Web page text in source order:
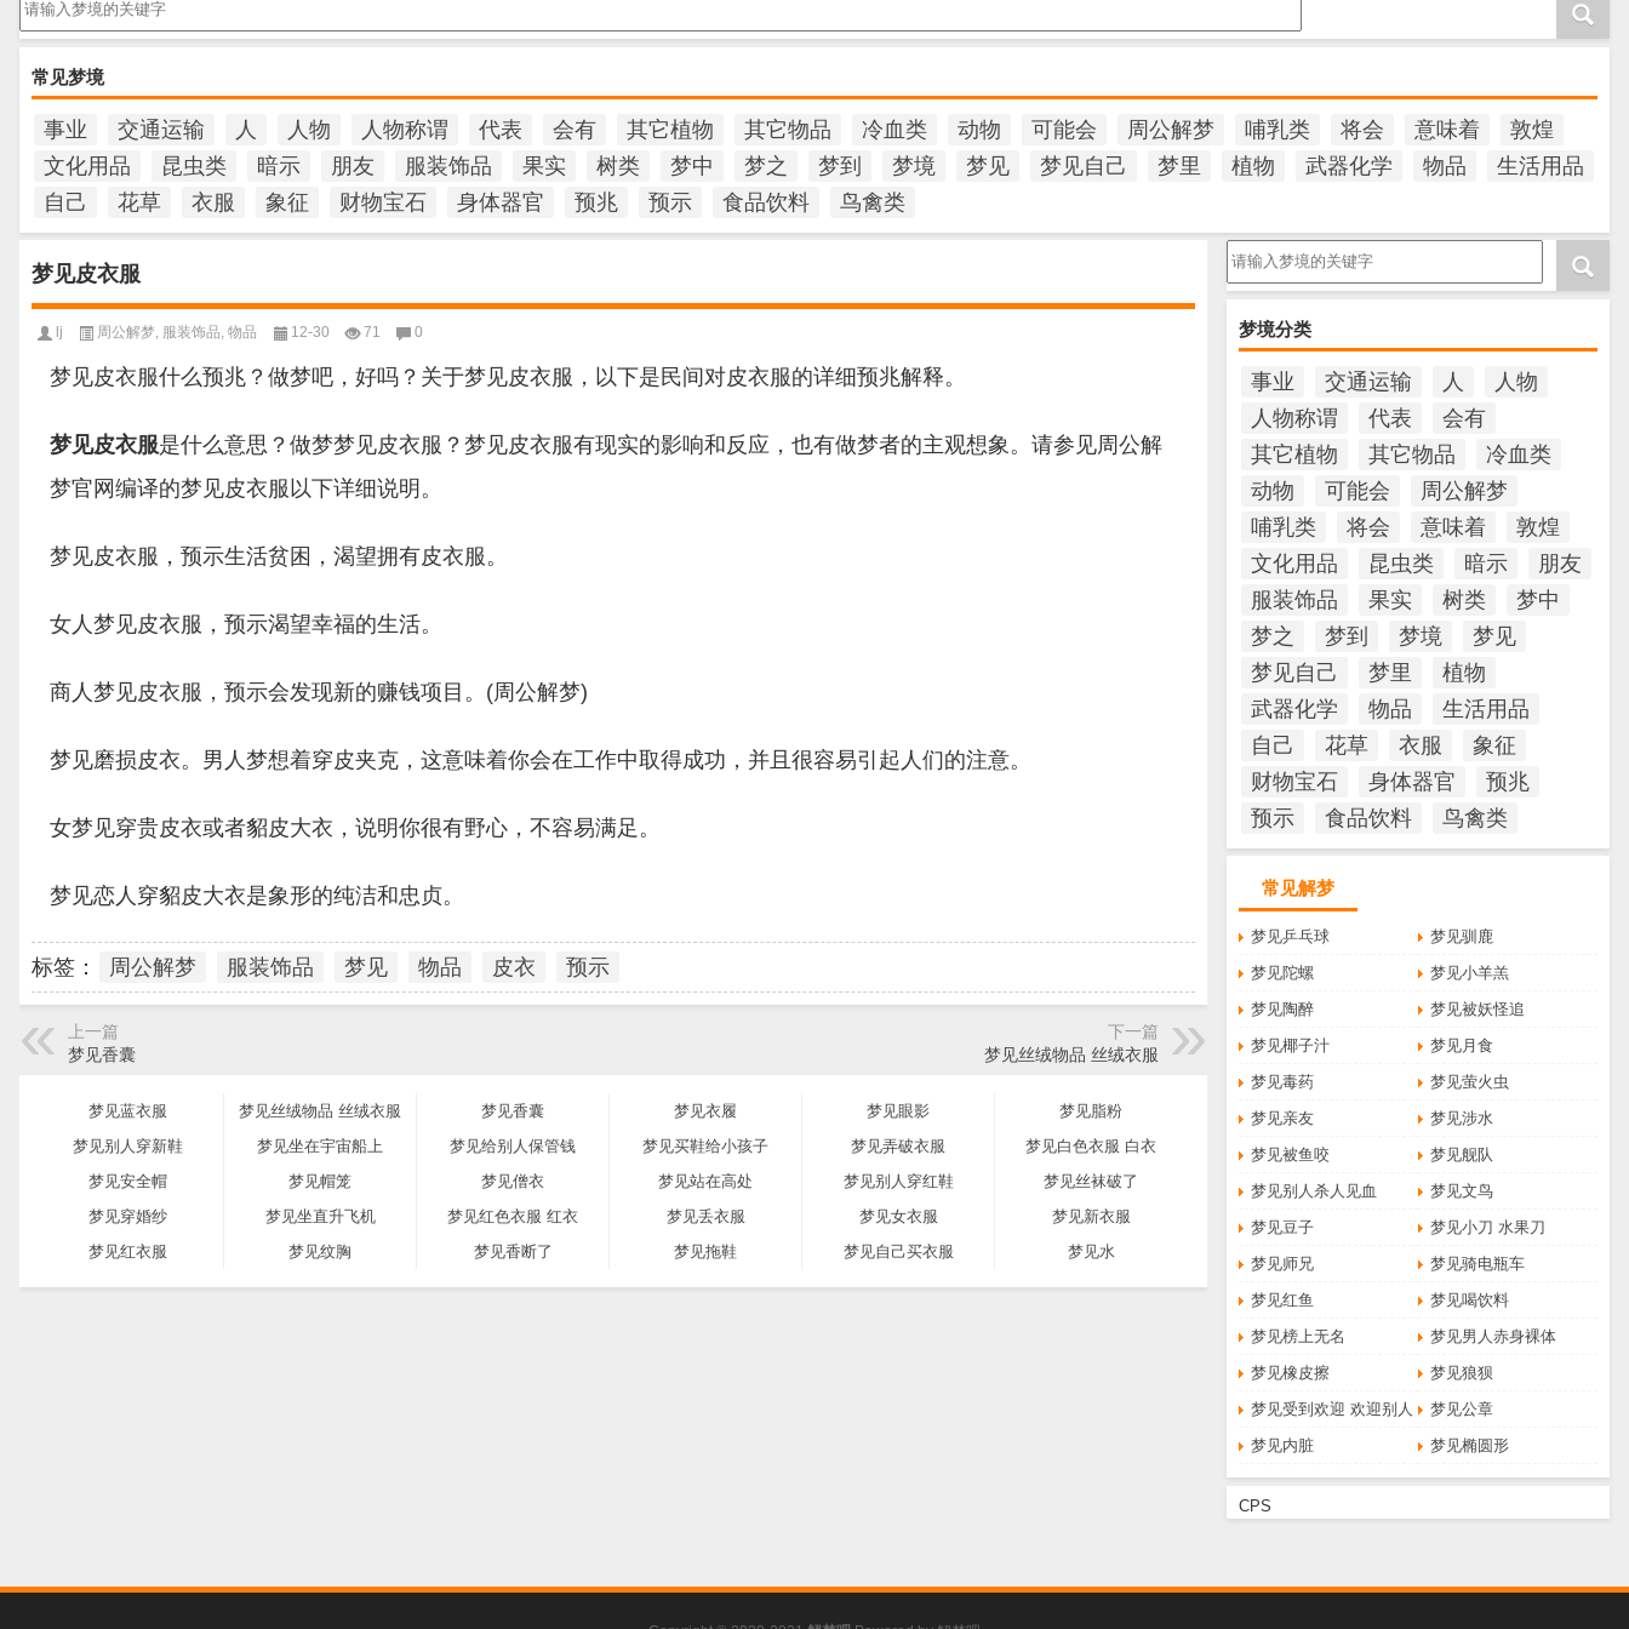
常见梦境
事业 交通运输 人 人物 人物称谓 代表 会有 其它植物 其它物品 冷血类 动物 可能会 周公解梦 哺乳类 将会 意味着
敦煌
文化用品
昆虫类 暗示 朋友 服装饰品 果实 树类 梦中 梦之 梦到 梦境 梦见 梦见自己 梦里 植物 武器化学 物品
生活用品
自己
花草 衣服 象征 财物宝石 身体器官 预兆 预示 食品饮料 鸟禽类
梦境分类
事业 交通运输 人
人物
人物称谓
代表
会有
其它植物
其它物品
冷血类
动物
可能会
周公解梦
哺乳类
将会 意味着
敦煌
文化用品
昆虫类 暗示
朋友
服装饰品
果实 树类
梦中
梦之
梦到 梦境
梦见
梦见自己
梦里
植物
武器化学
物品
生活用品
自己
花草 衣服
象征
财物宝石
身体器官
预兆
预示
食品饮料 鸟禽类
常见解梦
梦见乒乓球
梦见驯鹿
梦见陀螺
梦见小羊羔
梦见陶醉
梦见被妖怪追
梦见椰子汁
梦见月食
梦见毒药
梦见萤火虫
梦见亲友
梦见涉水
梦见被鱼咬
梦见舰队
梦见别人杀人见血
梦见文鸟
梦见豆子
梦见小刀 水果刀
梦见师兄
梦见骑电瓶车
梦见红鱼
梦见喝饮料
梦见榜上无名
梦见男人赤身裸体
梦见橡皮擦
梦见狼狈
梦见受到欢迎 欢迎别人
梦见公章
梦见内脏
梦见椭圆形
CPS
梦见皮衣服
lj 周公解梦, 服装饰品, 物品 12-30 71 0
梦见皮衣服什么预兆？做梦吧，好吗？关于梦见皮衣服，以下是民间对皮衣服的详细预兆解释。
梦见皮衣服是什么意思？做梦梦见皮衣服？梦见皮衣服有现实的影响和反应，也有做梦者的主观想象。请参见周公解
梦官网编译的梦见皮衣服以下详细说明。
梦见皮衣服，预示生活贫困，渴望拥有皮衣服。
女人梦见皮衣服，预示渴望幸福的生活。
商人梦见皮衣服，预示会发现新的赚钱项目。(周公解梦)
梦见磨损皮衣。男人梦想着穿皮夹克，这意味着你会在工作中取得成功，并且很容易引起人们的注意。
女梦见穿贵皮衣或者貂皮大衣，说明你很有野心，不容易满足。
梦见恋人穿貂皮大衣是象形的纯洁和忠贞。
标签： 周公解梦 服装饰品 梦见 物品 皮衣 预示
上一篇
梦见香囊
下一篇
梦见丝绒物品 丝绒衣服
梦见蓝衣服 梦见丝绒物品 丝绒衣服 梦见香囊 梦见衣履 梦见眼影
梦见脂粉
梦见别人穿新鞋
梦见坐在宇宙船上 梦见给别人保管钱 梦见买鞋给小孩子 梦见弄破衣服
梦见白色衣服 白衣
梦见安全帽
梦见帽笼 梦见僧衣 梦见站在高处 梦见别人穿红鞋
梦见丝袜破了
梦见穿婚纱
梦见坐直升飞机 梦见红色衣服 红衣 梦见丢衣服 梦见女衣服
梦见新衣服
梦见红衣服
梦见纹胸 梦见香断了 梦见拖鞋 梦见自己买衣服 梦见水